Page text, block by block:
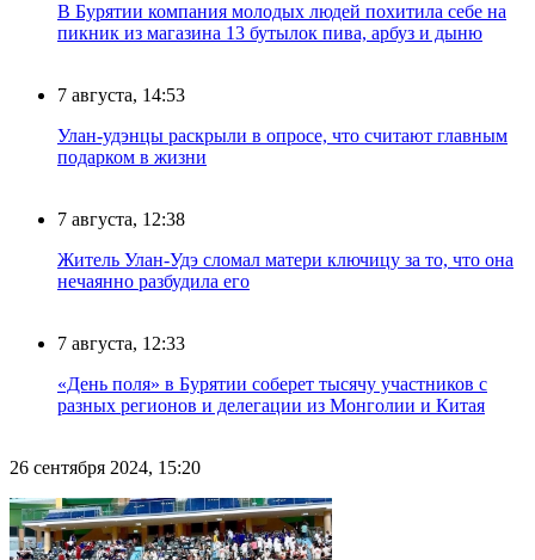
В Бурятии компания молодых людей похитила себе на
пикник из магазина 13 бутылок пива, арбуз и дыню
7 августа, 14:53
Улан-удэнцы раскрыли в опросе, что считают главным
подарком в жизни
7 августа, 12:38
Житель Улан-Удэ сломал матери ключицу за то, что она
нечаянно разбудила его
7 августа, 12:33
«День поля» в Бурятии соберет тысячу участников с
разных регионов и делегации из Монголии и Китая
26 сентября 2024, 15:20